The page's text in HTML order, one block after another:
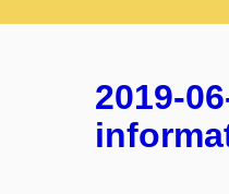
2019-